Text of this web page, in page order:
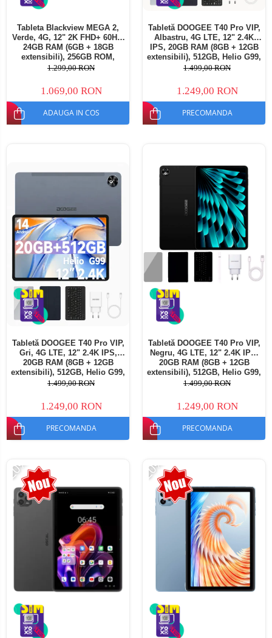
Tableta Blackview MEGA 2,
Verde, 4G, 12" 2K FHD+ 60Hz,
24GB RAM (6GB + 18GB
extensibili), 256GB ROM,
Android 15, Unisoc T615,
Stylus, Face Unlock, Dual SIM
1.299,00 RON
1.069,00 RON
ADAUGA IN COS
Tabletă DOOGEE T40 Pro VIP,
Albastru, 4G LTE, 12" 2.4K
IPS, 20GB RAM (8GB + 12GB
extensibili), 512GB, Helio G99,
10800mAh, 33W, Android 14,
1.499,00 RON
1.249,00 RON
PRECOMANDA
Tabletă DOOGEE T40 Pro VIP,
Gri, 4G LTE, 12" 2.4K IPS,
20GB RAM (8GB + 12GB
extensibili), 512GB, Helio G99,
10800mAh, 33W, Android 14,
1.499,00 RON
1.249,00 RON
PRECOMANDA
Tabletă DOOGEE T40 Pro VIP,
Negru, 4G LTE, 12" 2.4K IPS,
20GB RAM (8GB + 12GB
extensibili), 512GB, Helio G99,
10800mAh, 33W, Android 14,
1.499,00 RON
1.249,00 RON
PRECOMANDA
-20% -20%